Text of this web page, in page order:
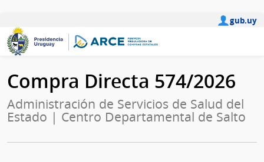
gub.uy
Compra Directa 574/2026
Administración de Servicios de Salud del
Estado | Centro Departamental de Salto